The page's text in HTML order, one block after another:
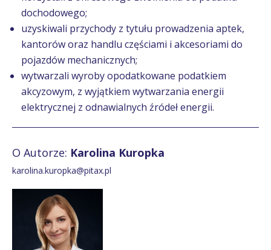
dochodowego;
uzyskiwali przychody z tytułu prowadzenia aptek,
kantorów oraz handlu częściami i akcesoriami do
pojazdów mechanicznych;
wytwarzali wyroby opodatkowane podatkiem
akcyzowym, z wyjątkiem wytwarzania energii
elektrycznej z odnawialnych źródeł energii.
O Autorze: Karolina Kuropka
karolina.kuropka@pitax.pl